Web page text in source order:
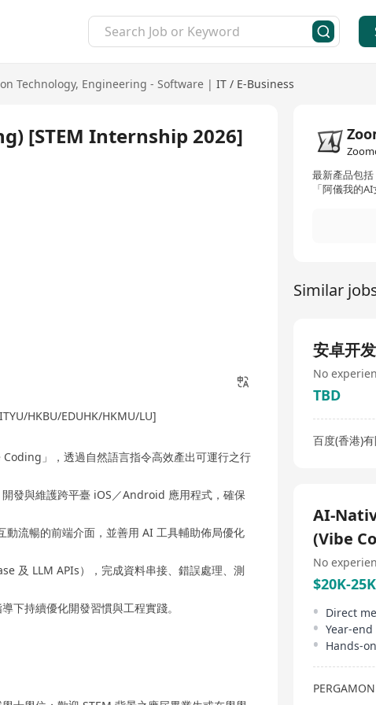
Technology, Engineering - Software | IT / E-Business
[STEM Internship 2026]
HKBU/EDUHK/HKMU/LU]
」，透過自然語言指令高效產出可運行之行
與維護跨平臺 iOS／Android 應用程式，確保
流暢的前端介面，並善用 AI 工具輔助佈局優化
及 LLM APIs），完成資料串接、錯誤處理、測
下持續優化開發習慣與工程實踐。
最新產品包
「阿儀我的AI女友」
經濟日報，
Similar
安卓开
No
TBD
百度(香港)
AI-
(Vibe
No
$20K-
Hands-
PERGAMON